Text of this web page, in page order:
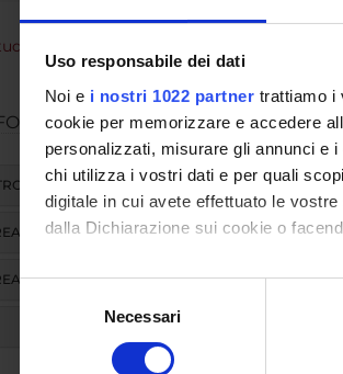
Uso responsabile dei dati
Noi e i nostri 1022 partner trattiamo i
cookie per memorizzare e accedere
personalizzati, misurare gli annunci e
chi utilizza i vostri dati e per quali
digitale in cui avete effettuato le
dalla Dichiarazione sui cookie o
Con il tuo consenso, vorremmo anche:
raccogliere informazioni sulla
digitali).
Selezione
Necessari
Internazionali
MAGISTRALE
DIDATTICA
ATTIVITA' PRATICA